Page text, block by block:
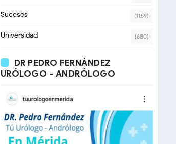
Sucesos (1159)
Universidad (680)
DR PEDRO FERNÁNDEZ
URÓLOGO - ANDRÓLOGO